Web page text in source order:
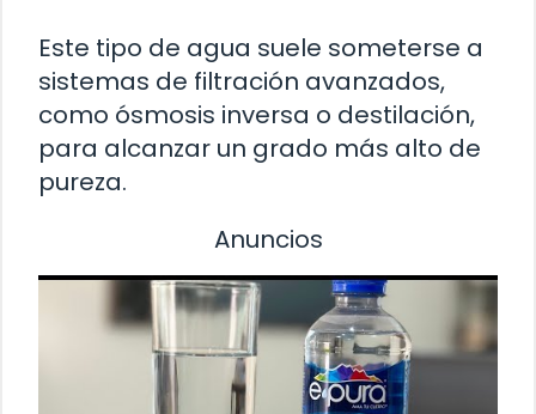
Este tipo de agua suele someterse a
sistemas de filtración avanzados,
como ósmosis inversa o destilación,
para alcanzar un grado más alto de
pureza.
Anuncios